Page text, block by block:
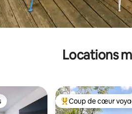
Locations
plus appréciés Coups de cœur
Coup de cœur